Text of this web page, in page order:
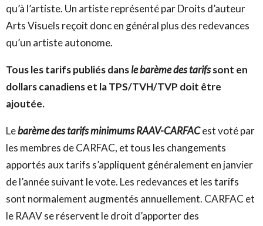
qu’à l’artiste. Un artiste représenté par Droits d’auteur
Arts Visuels reçoit donc en général plus des redevances
qu’un artiste autonome.
Tous les tarifs publiés dansle barème des tarifssont en
dollars canadiens et la TPS/TVH/TVP doit être
ajoutée.
Lebarème des tarifs minimums RAAV-CARFACest voté par
les membres de CARFAC, et tous les changements
apportés aux tarifs s’appliquent généralement en janvier
de l’année suivant le vote. Les redevances et les tarifs
sont normalement augmentés annuellement. CARFAC et
le RAAV se réservent le droit d’apporter des